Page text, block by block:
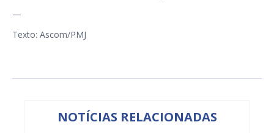
—
Texto: Ascom/PMJ
NOTÍCIAS RELACIONADAS